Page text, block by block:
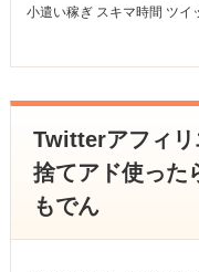
小遣い稼ぎ スキマ時間 ツイ
Twitterアフィリ
捨てアド使った
もでん